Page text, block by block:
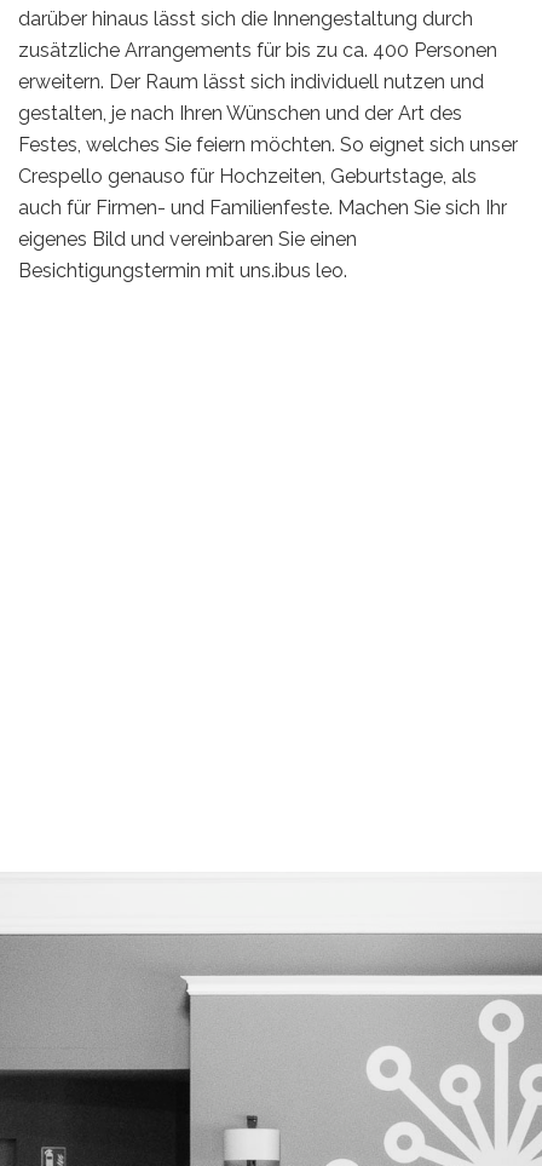
darüber hinaus lässt sich die Innengestaltung durch
zusätzliche Arrangements für bis zu ca. 400 Personen
erweitern. Der Raum lässt sich individuell nutzen und
gestalten, je nach Ihren Wünschen und der Art des
Festes, welches Sie feiern möchten. So eignet sich unser
Crespello genauso für Hochzeiten, Geburtstage, als
auch für Firmen- und Familienfeste. Machen Sie sich Ihr
eigenes Bild und vereinbaren Sie einen
Besichtigungstermin mit uns.ibus leo.